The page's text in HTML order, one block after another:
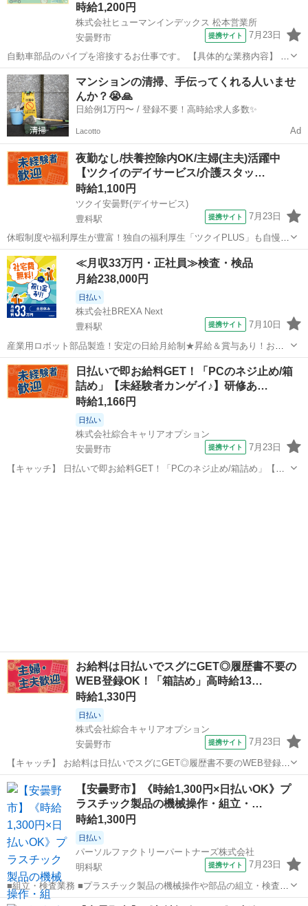
時給1,200円
株式会社ヒューマンインデックス 松本営業所
安曇野市
提携サイト 7月23日
自動車部品のパイプを溶接するお仕事です。 【具体的な業務内容】 ■
自動車部品のガス溶接 ・自動車のエアコン部品のパイプを溶接してい
きます。 ・パイプと他部品を溶接にて接合。 ◎部品は、重量物はなく
軽量です。 ◎立ち作業にな...
長野 安曇野市
マンションの清掃、手伝ってくれる人いませ
んか？😭🙏
日給例1万円〜 / 登録不要！高時給求人多数✨
Lacotto Ad
夜勤なし/扶養控除内OK/主婦(主夫)活躍中
【ツクイのデイサービス/介護スタッ…
時給1,100円
ツクイ安曇野(デイサービス)
豊科駅
提携サイト 7月23日
休暇制度や福利厚生が豊富！独自の福利厚生「ツクイPLUS」も自慢で
す♪プライベートも大切にできます。 ★☆ 働きやすいメリット多数
★☆ ＼＼サービス・職種の魅力／／ 「今私たちに求められていること
は何だろう」「どんな工...
長野 安曇野市 豊科駅 介護
≪月収33万円・正社員≫検査・検品
月給238,000円
日払い
株式会社BREXA Next
豊科駅
提携サイト 7月10日
産業用ロボット部品製造！安定の日給月給制★昇給＆賞与あり！お友
達やカップルとの応募OK！赴任旅費会社負担★送迎あり◎土日祝休み
×年間休日130日！作業着無償貸与★食堂利用可◎《長野県安曇野市》
人気の工場のお仕事 ◇産業用...
長野 安曇野市 豊科駅 その他
日払いで即お給料GET！「PCのネジ止め/箱
詰め」【未経験者カンゲイ♪】研修あ…
時給1,166円
日払い
株式会社綜合キャリアオプション
安曇野市
提携サイト 7月23日
【キャッチ】 日払いで即お給料GET！「PCのネジ止め/箱詰め」【未
お給料は日払いでスグにGET◎履歴書不要の
WEB登録OK！「箱詰め」高時給13…
時給1,330円
日払い
株式会社綜合キャリアオプション
安曇野市
提携サイト 7月23日
【キャッチ】 お給料は日払いでスグにGET◎履歴書不要のWEB登録
OK！「箱詰め」高時給1330円～1663円！長野県安曇野市周辺！20代
～40代のスタッフが多数活躍中★ 【コメント】 製造のお仕事が豊富★
未経験で働いてみ...
長野 安曇野市 工場
【安曇野市】《時給1,300円×日払いOK》プ
ラスチック製品の機械操作・組立・…
時給1,300円
日払い
パーソルファクトリーパートナーズ株式会社
明科駅
提携サイト 7月23日
■組立・検査業務 ■プラスチック製品の機械操作や部品の組立・検査を
行います。 ■上記以外にも、材料準備や供給など適正に合わせて配属